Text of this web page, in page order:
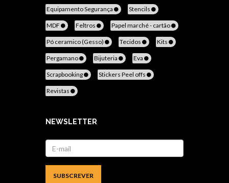
Equipamento Segurança Stencils
MDF Feltros Papel marché - cartão
Pó ceramico (Gesso) Tecidos Kits
Pergamano Bijuteria Eva
Scrapbooking Stickers Peel offs
Revistas
NEWSLETTER